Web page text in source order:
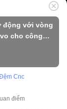
động với vòng
cho công
Cnc
điểm